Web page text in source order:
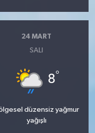
24 MART
SALI
8°
düzensiz yağmur
yağışlı